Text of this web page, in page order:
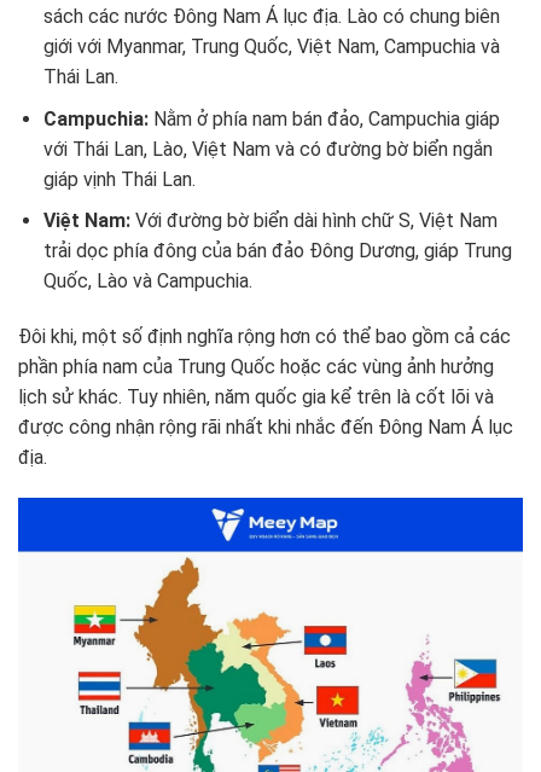
sách các nước Đông Nam Á lục địa. Lào có chung biên
giới với Myanmar, Trung Quốc, Việt Nam, Campuchia và
Thái Lan.
Campuchia:Nằm ở phía nam bán đảo, Campuchia giáp
với Thái Lan, Lào, Việt Nam và có đường bờ biển ngắn
giáp vịnh Thái Lan.
Việt Nam:Với đường bờ biển dài hình chữ S, Việt Nam
trải dọc phía đông của bán đảo Đông Dương, giáp Trung
Quốc, Lào và Campuchia.
Đôi khi, một số định nghĩa rộng hơn có thể bao gồm cả các
phần phía nam của Trung Quốc hoặc các vùng ảnh hưởng
lịch sử khác. Tuy nhiên, năm quốc gia kể trên là cốt lõi và
được công nhận rộng rãi nhất khi nhắc đến Đông Nam Á lục
địa.